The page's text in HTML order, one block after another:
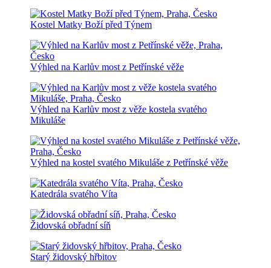
Kostel Matky Boží před Týnem
Výhled na Karlův most z Petřínské věže
Výhled na Karlův most z věže kostela svatého
Mikuláše
Výhled na kostel svatého Mikuláše z Petřínské věže
Katedrála svatého Víta
Židovská obřadní síň
Starý židovský hřbitov